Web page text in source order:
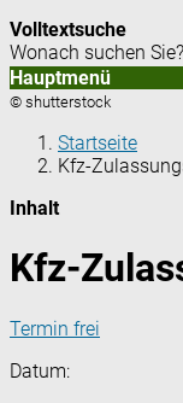
Volltextsuche
Wonach suchen Sie?
Hauptmenü
© shutterstock
Startseite
Kfz-
Inhalt
Kfz-
Termin frei
Datum: